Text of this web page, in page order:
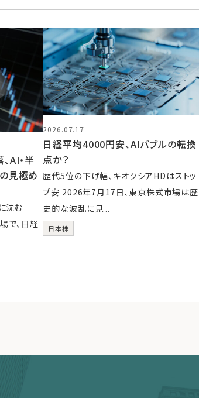
AI・半
見極め
沈む
で、日経
2026.07.17
日経平均4000円安、AIバブルの転換
点か？
歴代5位の下げ幅、キオクシアHDはストッ
プ安 2026年7月17日、東京株式市場は歴
史的な波乱に見...
日本株